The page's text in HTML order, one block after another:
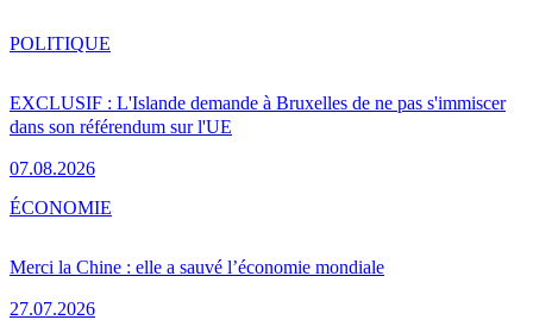
EXCLUSIF : L'Islande demande à Bruxelles de ne pas s'immiscer
dans son référendum sur l'UE
07.08.2026
POLITIQUE
Merci la Chine : elle a sauvé l’économie mondiale
27.07.2026
ÉCONOMIE